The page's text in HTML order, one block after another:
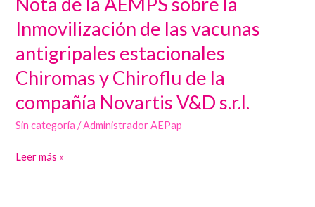
Inmovilización de las vacunas
antigripales estacionales
Chiromas y Chiroflu de la
compañía Novartis V&D s.r.l.
Sin categoría /Administrador AEPap
la
AEMPS
sobre
Inmovilización
de
vacunas
Leer más »